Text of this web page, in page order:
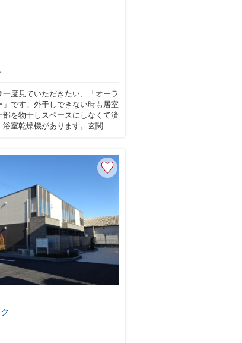
一度見ていただきたい、「オーラ
」です。外干しできない時も居室
部を物干しスペースにしなくて済
浴室乾燥機があります。玄関...